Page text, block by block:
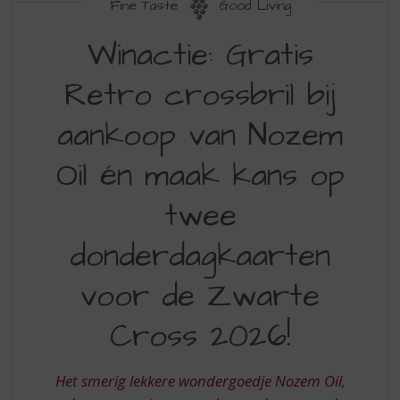
Fine Taste Good Living
WINACTIE
GRATIS
RETRO
CROSSBRIL
OF
MAAK
ZWARTE
CROSS
KAARTEN
Winactie: Gratis
Retro crossbril bij
aankoop van Nozem
Oil én maak kans op
twee
donderdagkaarten
voor de Zwarte
Cross 2026!
Het smerig lekkere wondergoedje Nozem Oil,